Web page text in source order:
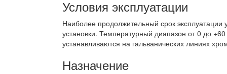
Условия эксплуатации
Наиболее продолжительный срок
установки. Температурный диапазон от 0 до
устанавливаются на гальванических линиях
Назначение